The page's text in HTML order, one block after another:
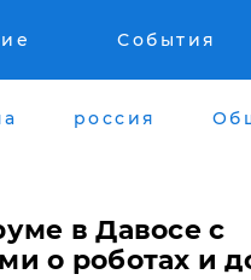
События
россия
в Давосе с
о роботах и